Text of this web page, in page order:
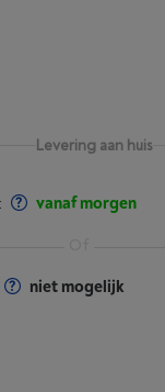
Levering aan huis
: vanaf morgen
niet mogelijk